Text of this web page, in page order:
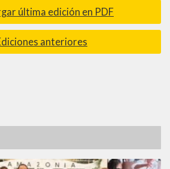
última edición en PDF
anteriores